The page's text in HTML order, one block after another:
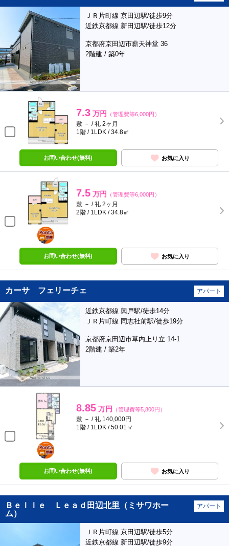
ＪＲ片町線 京田辺駅/徒歩9分
近鉄京都線 新田辺駅/徒歩12分
京都府京田辺市薪天神堂 36
2階建 / 築0年
7.3 万円 （管理費等6,000円）
敷 － / 礼 2ヶ月
1階 / 1LDK / 34.8㎡
お問い合わせ(無料) お気に入り
7.5 万円 （管理費等6,000円）
敷 － / 礼 2ヶ月
2階 / 1LDK / 34.8㎡
ポンタ
部屋
お問い合わせ(無料) お気に入り
カーサ フェリーチェ アパート
近鉄京都線 興戸駅/徒歩14分
ＪＲ片町線 同志社前駅/徒歩19分
京都府京田辺市草内上リ立 14-1
2階建 / 築2年
8.85 万円 （管理費等5,800円）
敷 － / 礼 140,000円
1階 / 1LDK / 50.01㎡
ポンタ
部屋
お問い合わせ(無料) お気に入り
Ｂｅｌｌｅ Ｌｅａｄ田辺北里（ミサワホー
ム）
アパート
ＪＲ片町線 京田辺駅/徒歩5分
近鉄京都線 新田辺駅/徒歩9分